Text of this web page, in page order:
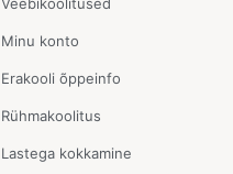
Veebikoolitused
Minu konto
Erakooli õppeinfo
Rühmakoolitus
Lastega kokkamine